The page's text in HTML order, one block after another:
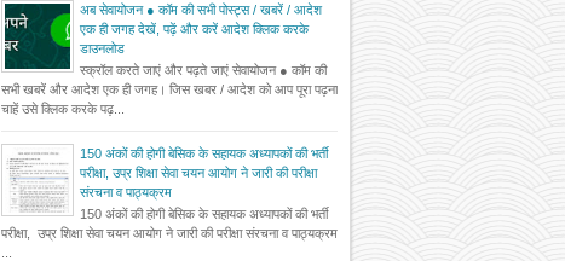
अब सेवायोजन ● कॉम की सभी पोस्ट्स / खबरें / आदेश
एक ही जगह देखें, पढ़ें और करें आदेश क्लिक करके
डाउनलोड
स्क्रॉल करते जाएं और पढ़ते जाएं सेवायोजन ● कॉम की
सभी खबरें और आदेश एक ही जगह। जिस खबर / आदेश को आप पूरा पढ़ना
चाहें उसे क्लिक करके पढ़...
150 अंकों की होगी बेसिक के सहायक अध्यापकों की भर्ती
परीक्षा, उप्र शिक्षा सेवा चयन आयोग ने जारी की परीक्षा
संरचना व पाठ्यक्रम
150 अंकों की होगी बेसिक के सहायक अध्यापकों की भर्ती
परीक्षा, उप्र शिक्षा सेवा चयन आयोग ने जारी की परीक्षा संरचना व पाठ्यक्रम